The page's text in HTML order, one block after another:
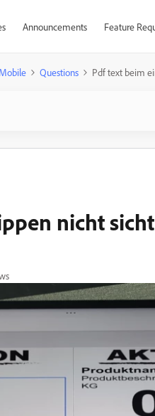
Announcements Feature
Questions Pdf text beim
nicht